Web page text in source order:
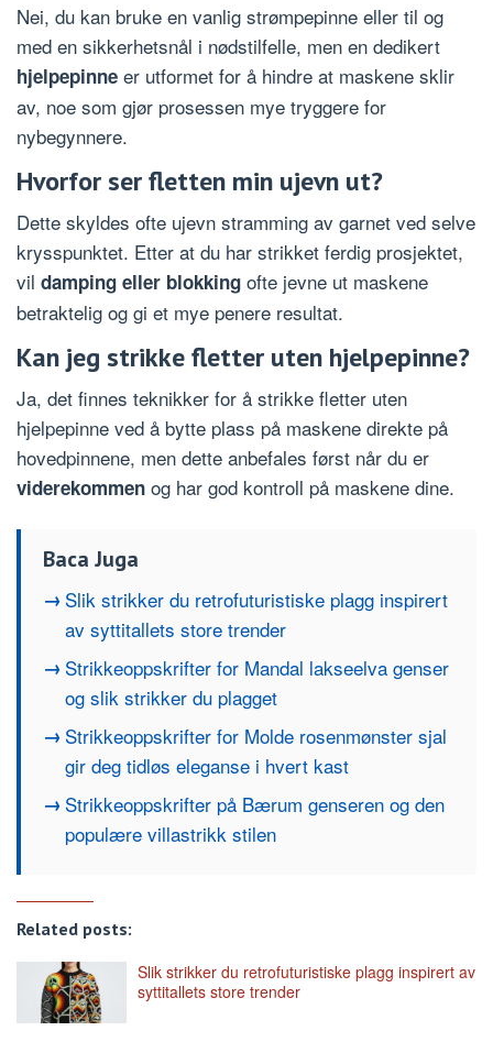
Nei, du kan bruke en vanlig strømpepinne eller til og
med en sikkerhetsnål i nødstilfelle, men en dedikert
hjelpepinne er utformet for å hindre at maskene sklir
av, noe som gjør prosessen mye tryggere for
nybegynnere.
Hvorfor ser fletten min ujevn ut?
Dette skyldes ofte ujevn stramming av garnet ved selve
krysspunktet. Etter at du har strikket ferdig prosjektet,
vil damping eller blokking ofte jevne ut maskene
betraktelig og gi et mye penere resultat.
Kan jeg strikke fletter uten hjelpepinne?
Ja, det finnes teknikker for å strikke fletter uten
hjelpepinne ved å bytte plass på maskene direkte på
hovedpinnene, men dette anbefales først når du er
viderekommen og har god kontroll på maskene dine.
Baca Juga
Slik strikker du retrofuturistiske plagg inspirert
av syttitallets store trender
Strikkeoppskrifter for Mandal lakseelva genser
og slik strikker du plagget
Strikkeoppskrifter for Molde rosenmønster sjal
gir deg tidløs eleganse i hvert kast
Strikkeoppskrifter på Bærum genseren og den
populære villastrikk stilen
Related posts:
Slik strikker du retrofuturistiske plagg inspirert av
syttitallets store trender